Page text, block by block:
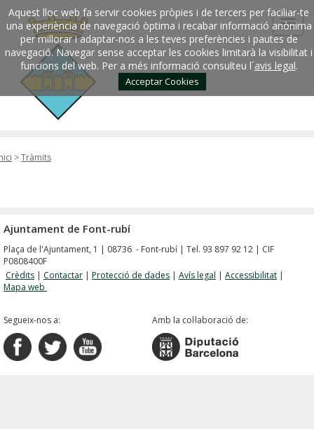
Aquest lloc web fa servir cookies pròpies i de tercers per faciliar-te
una experiència de navegació òptima i recabar informació anònima
per millorar i adaptar-nos a les teves preferències i pautes de
navegació. Navegar sense acceptar les cookies limitarà la visibilitat i
funcions del web. Per a més informació consulteu l´avis legal.
Acceptar Cookies
>Tràmits
Ajuntament de Font-rubí
Plaça de l'Ajuntament, 1 | 08736 - Font-rubí | Tel. 93 897 92 12 | CIF
P0808400F
Crèdits | Contactar | Protecció de dades | Avís legal | Accessibilitat |
Mapa web
Segueix-nos a: Amb la col·laboració de: